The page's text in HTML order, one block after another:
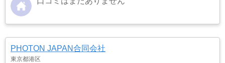
PHOTON JAPAN合同会社
東京都港区